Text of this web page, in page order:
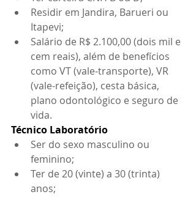
Residir em Jandira, Barueri ou
Itapevi;
Salário de R$ 2.100,00 (dois mil e
cem reais), além de benefícios
como VT (vale-transporte), VR
(vale-refeição), cesta básica,
plano odontológico e seguro de
vida.
Técnico Laboratório
Ser do sexo masculino ou
feminino;
Ter de 20 (vinte) a 30 (trinta)
anos;